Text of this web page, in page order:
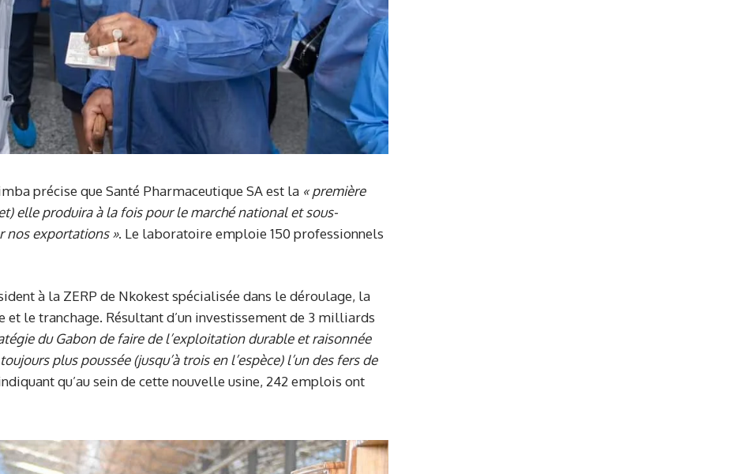
précise que Santé Pharmaceutique SA est la « première
elle produira à la fois pour le marché national et sous-
nos exportations». Le laboratoire emploie 150 professionnels
à la ZERP de Nkokest spécialisée dans le déroulage, la
le tranchage. Résultant d’un investissement de 3 milliards
du Gabon de faire de l’exploitation durable et raisonnée
plus poussée (jusqu’à trois en l’espèce) l’un des fers de
qu’au sein de cette nouvelle usine, 242 emplois ont